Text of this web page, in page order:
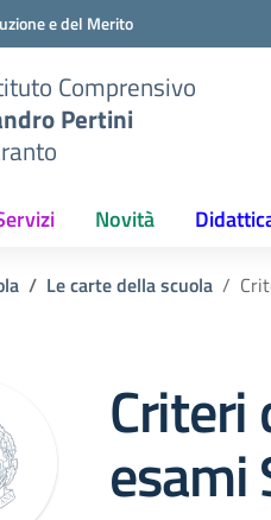
e del Merito
Comprensivo
Pertini
Novità
Le carte della scuola
Criteri
esami